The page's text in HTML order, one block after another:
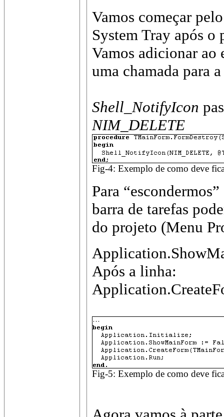
Vamos começar
System Tray após o
Vamos adicionar ao
uma chamada para
Shell_NotifyIcon
NIM_DELETE
Fig-4: Exemplo de como deve
Para
barra de tarefas
do projeto (Menu
Após a linha:
Fig-5: Exemplo de como deve